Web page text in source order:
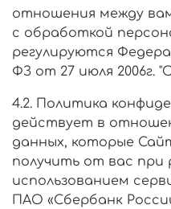
отношения между
с обработкой
регулируются
ФЗ от 27 июля 2006г.
4.2. Политика
действует в
данных, которые
получить от вас при
использованием
ПАО «Сбербанк